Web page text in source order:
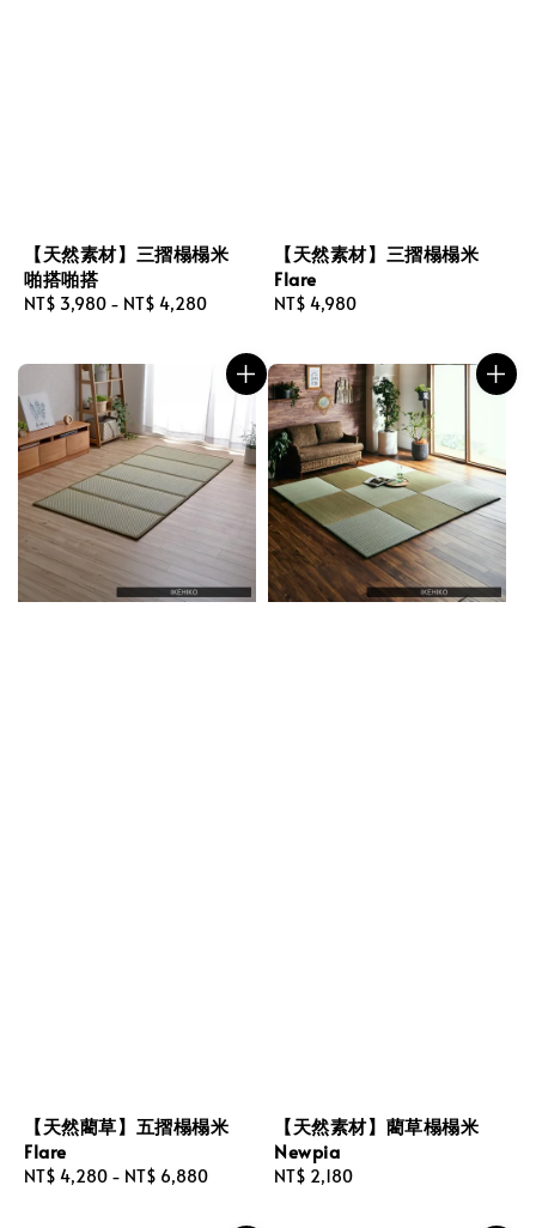
【天然素材】三摺榻榻米
啪搭啪搭
Regular
NT$ 3,980 - NT$ 4,280
【天然素材】三摺榻榻米
Flare
Regular
NT$ 4,980
【天然藺草】五摺榻榻米
Flare
Regular
NT$ 4,280 - NT$ 6,880
【天然素材】藺草榻榻米
Newpia
Regular
NT$ 2,180